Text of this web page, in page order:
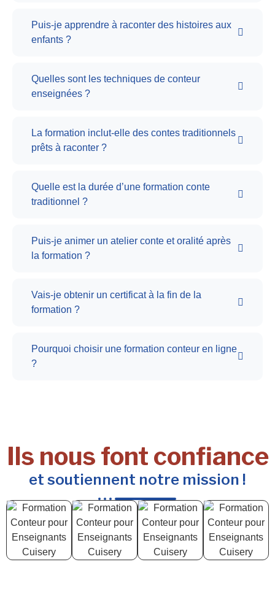
Puis-je apprendre à raconter des histoires aux
enfants ?
Quelles sont les techniques de conteur
enseignées ?
La formation inclut-elle des contes traditionnels
prêts à raconter ?
Quelle est la durée d’une formation conte
traditionnel ?
Puis-je animer un atelier conte et oralité après
la formation ?
Vais-je obtenir un certificat à la fin de la
formation ?
Pourquoi choisir une formation conteur en ligne
?
Ils nous font confiance
et soutiennent notre mission !